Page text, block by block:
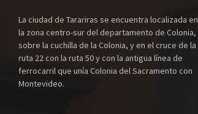
La ciudad de Tarariras se encuentra localizada en
la zona centro-sur del departamento de Colonia,
sobre la cuchilla de la Colonia, y en el cruce de la
ruta 22 con la ruta 50 y con la antigua línea de
ferrocarril que unía Colonia del Sacramento con
Montevideo.